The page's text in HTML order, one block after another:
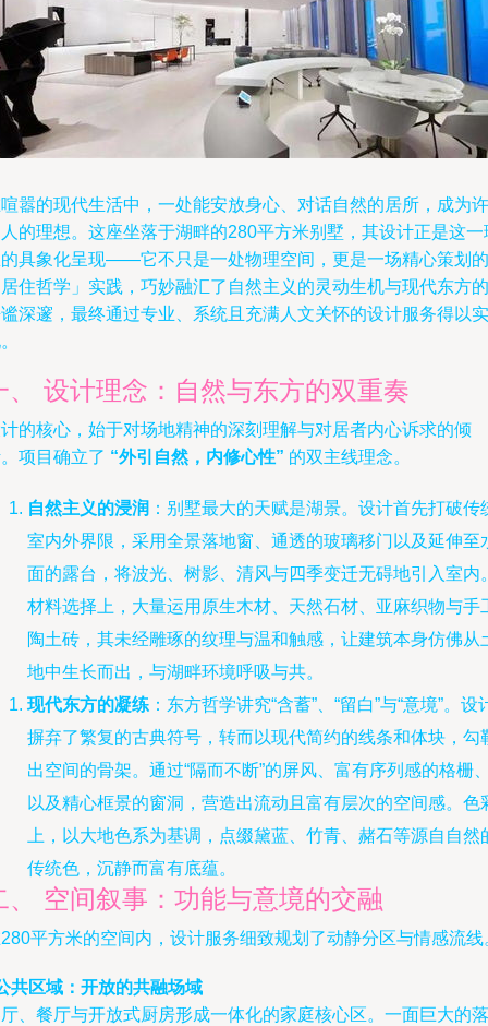
嚣的现代生活中，一处能安放身心、对话自然的居所，成为许
的理想。这座坐落于湖畔的280平方米别墅，其设计正是这一
具象化呈现——它不只是一处物理空间，更是一场精心策划的
住哲学」实践，巧妙融汇了自然主义的灵动生机与现代东方的
深邃，最终通过专业、系统且充满人文关怀的设计服务得以实
、 设计理念：自然与东方的双重奏
的核心，始于对场地精神的深刻理解与对居者内心诉求的倾
项目确立了 “外引自然，内修心性” 的双主线理念。
自然主义的浸润 ：别墅最大的天赋是湖景。设计首先打破传
室内外界限，采用全景落地窗、通透的玻璃移门以及延伸至
面的露台，将波光、树影、清风与四季变迁无碍地引入室内
材料选择上，大量运用原生木材、天然石材、亚麻织物与手
陶土砖，其未经雕琢的纹理与温和触感，让建筑本身仿佛从
地中生长而出，与湖畔环境呼吸与共。
现代东方的凝练 ：东方哲学讲究“含蓄”、“留白”与“意境”。设
摒弃了繁复的古典符号，转而以现代简约的线条和体块，勾
出空间的骨架。通过“隔而不断”的屏风、富有序列感的格栅
以及精心框景的窗洞，营造出流动且富有层次的空间感。色
上，以大地色系为基调，点缀黛蓝、竹青、赭石等源自自然
传统色，沉静而富有底蕴。
、 空间叙事：功能与意境的交融
平方米的空间内，设计服务细致规划了动静分区与情感流线
共区域：开放的共融场域
、餐厅与开放式厨房形成一体化的家庭核心区。一面巨大的落